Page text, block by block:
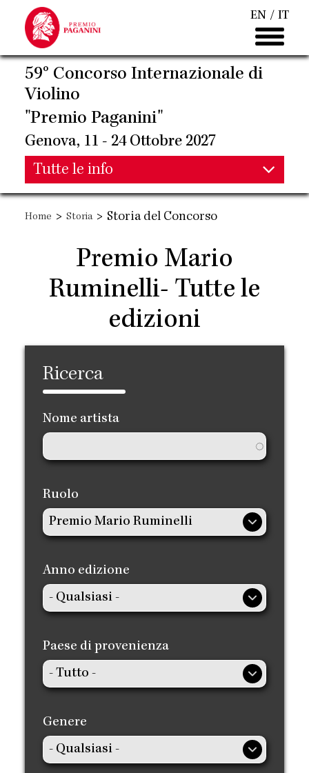
contenuto
principale
EN IT
59° Concorso Internazionale di
Violino
"Premio Paganini"
Genova, 11 - 24 Ottobre 2027
Main
navigation
Tutte le info
Main
navigation
Home > Storia > Storia del Concorso
Premio Mario
Ruminelli- Tutte le
edizioni
Ricerca
Nome artista
Ruolo
Anno edizione
Paese di provenienza
Genere